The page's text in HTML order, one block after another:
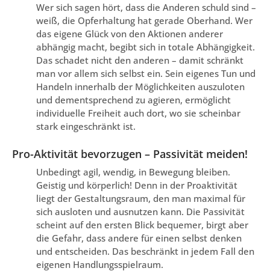
Wer sich sagen hört, dass die Anderen schuld sind –
weiß, die Opferhaltung hat gerade Oberhand. Wer
das eigene Glück von den Aktionen anderer
abhängig macht, begibt sich in totale Abhängigkeit.
Das schadet nicht den anderen – damit schränkt
man vor allem sich selbst ein. Sein eigenes Tun und
Handeln innerhalb der Möglichkeiten auszuloten
und dementsprechend zu agieren, ermöglicht
individuelle Freiheit auch dort, wo sie scheinbar
stark eingeschränkt ist.
Pro-Aktivität bevorzugen – Passivität meiden!
Unbedingt agil, wendig, in Bewegung bleiben.
Geistig und körperlich! Denn in der Proaktivität
liegt der Gestaltungsraum, den man maximal für
sich ausloten und ausnutzen kann. Die Passivität
scheint auf den ersten Blick bequemer, birgt aber
die Gefahr, dass andere für einen selbst denken
und entscheiden. Das beschränkt in jedem Fall den
eigenen Handlungsspielraum.